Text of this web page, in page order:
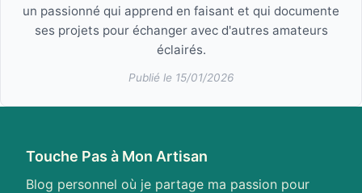
un passionné qui apprend en faisant et qui documente
ses projets pour échanger avec d'autres amateurs
éclairés.
Publié le 15/01/2026
Touche Pas à Mon Artisan
Blog personnel où je partage ma passion pour